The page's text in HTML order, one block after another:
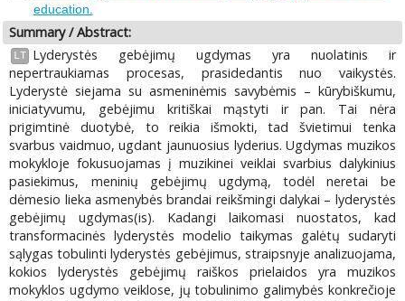
education.
Summary / Abstract:
LT
Lyderystės gebėjimų ugdymas yra nuolatinis ir
nepertraukiamas procesas, prasidedantis nuo vaikystės.
Lyderystė siejama su asmeninėmis savybėmis – kūrybiškumu,
iniciatyvumu, gebėjimu kritiškai mąstyti ir pan. Tai nėra
prigimtinė duotybė, to reikia išmokti, tad švietimui tenka
svarbus vaidmuo, ugdant jaunuosius lyderius. Ugdymas muzikos
mokykloje fokusuojamas į muzikinei veiklai svarbius dalykinius
pasiekimus, meninių gebėjimų ugdymą, todėl neretai be
dėmesio lieka asmenybės brandai reikšmingi dalykai – lyderystės
gebėjimų ugdymas(is). Kadangi laikomasi nuostatos, kad
transformacinės lyderystės modelio taikymas galėtų sudaryti
sąlygas tobulinti lyderystės gebėjimus, straipsnyje analizuojama,
kokios lyderystės gebėjimų raiškos prielaidos yra muzikos
mokyklos ugdymo veiklose, jų tobulinimo galimybės konkrečioje